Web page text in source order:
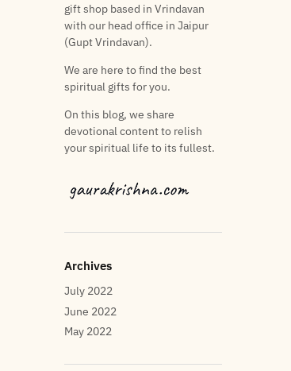
gift shop based in Vrindavan
with our head office in Jaipur
(Gupt Vrindavan).
We are here to find the best
spiritual gifts for you.
On this blog, we share
devotional content to relish
your spiritual life to its fullest.
Archives
July 2022
June 2022
May 2022